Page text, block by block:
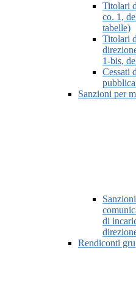
Titolari
co. 1,
tabelle)
Titolari
1-bis,
Cessati
Sanzioni per
di
Rendiconti